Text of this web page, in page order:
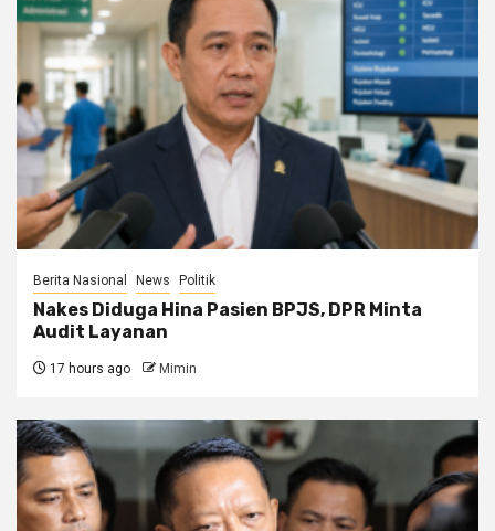
Berita Nasional News Politik
Nakes Diduga Hina Pasien BPJS, DPR Minta
Audit Layanan
17 hours ago Mimin